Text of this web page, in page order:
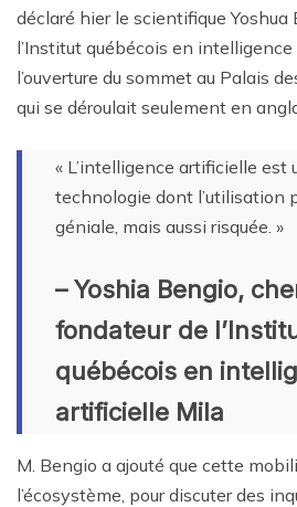
déclaré hier le scientifique Yoshua
l’Institut québécois en
l’ouverture du sommet au Palais
qui se déroulait seulement en
« L’intelligence artificielle est
technologie dont l’utilisation
géniale, mais aussi risquée. »
– Yoshia Bengio,
fondateur de
québécois en
artificielle Mila
M. Bengio a ajouté que cette
l’écosystème, pour discuter des